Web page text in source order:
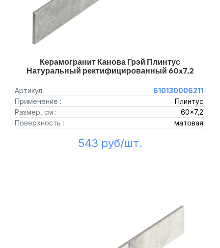
Керамогранит Канова Грэй Плинтус
Натуральный ректифицированный 60x7,2
Артикул
610130006211
Применение :
Плинтус
Размер, см :
60x7,2
Поверхность :
матовая
543 руб/шт.